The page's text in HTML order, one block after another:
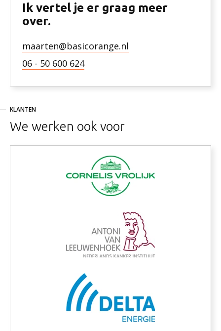
Ik vertel je er graag meer
over.
maarten@basicorange.nl
06 - 50 600 624
KLANTEN
We werken ook voor